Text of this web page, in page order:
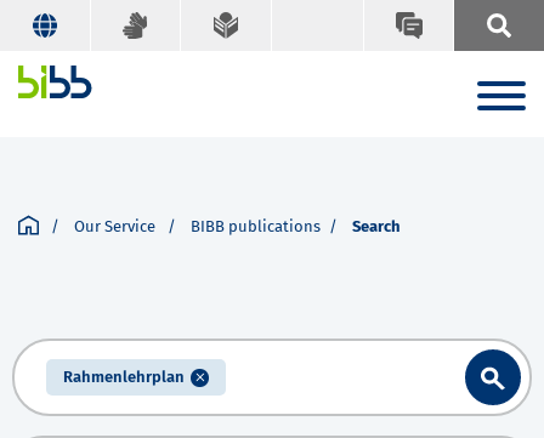
Our Service BIBB publications Search
Rahmenlehrplan